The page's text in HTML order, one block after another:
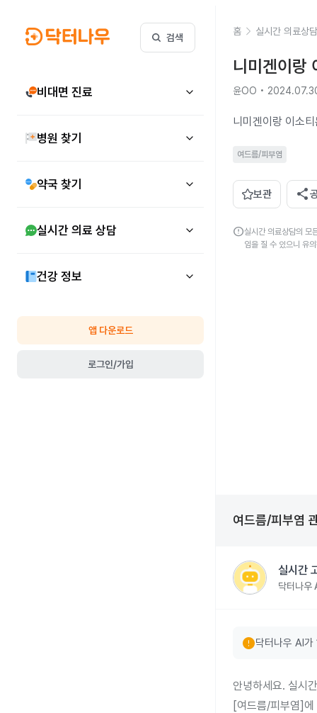
검색
비대면 진료
병원 찾기
약국 찾기
실시간 의료 상담
건강 정보
앱 다운로드
로그인/가입
홈 실시간 의료상담
니미겐이랑
윤OO •
니미겐이랑 이소
여드름/피부염
보관 share
error실시간 의료상담의 모
임을 질 수 있으니 유
여드름/피부염
실시간
닥터나우
error닥터나우 AI
안녕하세요. 실시
[여드름/피부염]에